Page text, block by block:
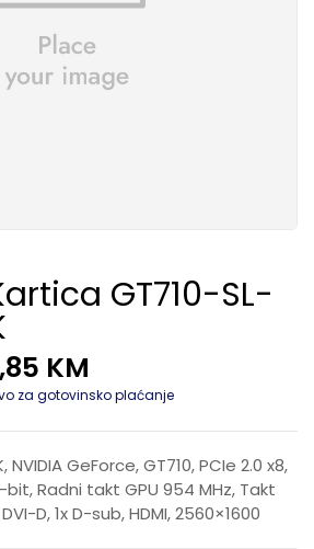
GT710-SL-
KM
za gotovinsko plaćanje
NVIDIA GeForce, GT710, PCIe 2.0 x8,
bit, Radni takt GPU 954 MHz, Takt
D, 1x D-sub, HDMI, 2560×1600